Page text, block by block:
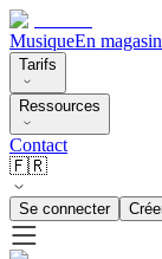
MusiqueEn magasin
Tarifs
Ressources
Contact
🇫🇷
Se connecter